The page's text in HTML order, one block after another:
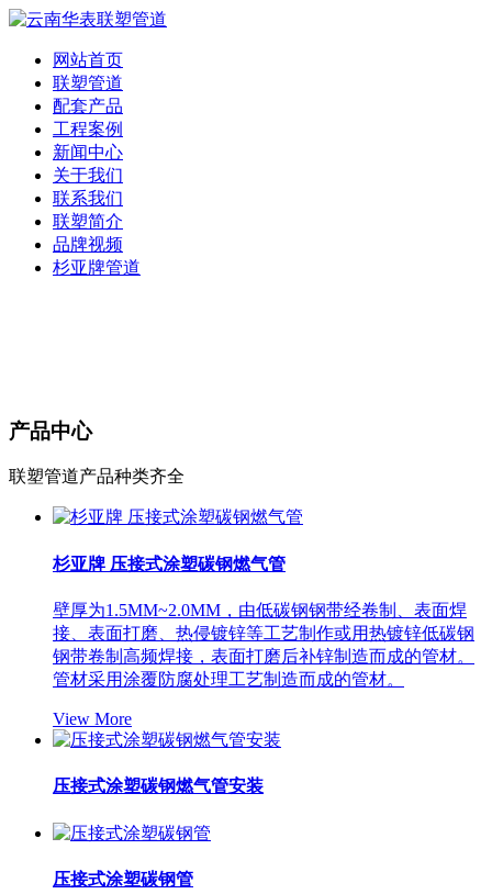
网站首页
联塑管道
配套产品
工程案例
新闻中心
关于我们
联系我们
联塑简介
品牌视频
杉亚牌管道
产品中心
联塑管道产品种类齐全
杉亚牌 压接式涂塑碳钢燃气管
壁厚为1.5MM~2.0MM，由低碳钢钢带经卷制、表面焊
接、表面打磨、热侵镀锌等工艺制作或用热镀锌低碳钢
钢带卷制高频焊接，表面打磨后补锌制造而成的管材。
管材采用涂覆防腐处理工艺制造而成的管材。
View More
压接式涂塑碳钢燃气管安装
压接式涂塑碳钢管